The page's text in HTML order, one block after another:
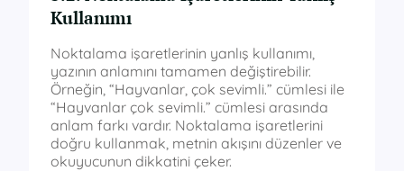
Kullanımı
Noktalama işaretlerinin yanlış kullanımı,
yazının anlamını tamamen değiştirebilir.
Örneğin, “Hayvanlar, çok sevimli.” cümlesi ile
“Hayvanlar çok sevimli.” cümlesi arasında
anlam farkı vardır. Noktalama işaretlerini
doğru kullanmak, metnin akışını düzenler ve
okuyucunun dikkatini çeker.